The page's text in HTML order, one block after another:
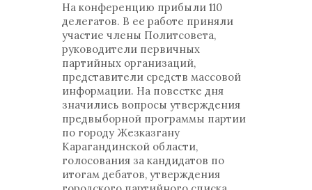
На конференцию прибыли 110
делегатов. В ее работе приняли
участие члены Политсовета,
руководители первичных
партийных организаций,
представители средств массовой
информации. На повестке дня
значились вопросы утверждения
предвыборной программы партии
по городу Жезказгану
Карагандинской области,
голосования за кандидатов по
итогам дебатов, утверждения